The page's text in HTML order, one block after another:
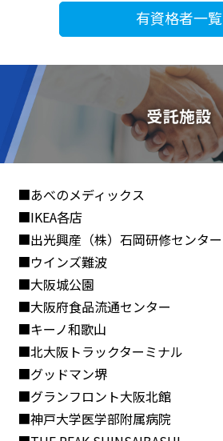
有資格者一覧
■あべのメディックス
■IKEA各店
■出光興産（株）石岡研修センター
■ウインズ難波
■大阪城公園
■大阪府食品流通センター
■キーノ和歌山
■北大阪トラックターミナル
■グッドマン堺
■グランフロント大阪北館
■神戸大学医学部附属病院